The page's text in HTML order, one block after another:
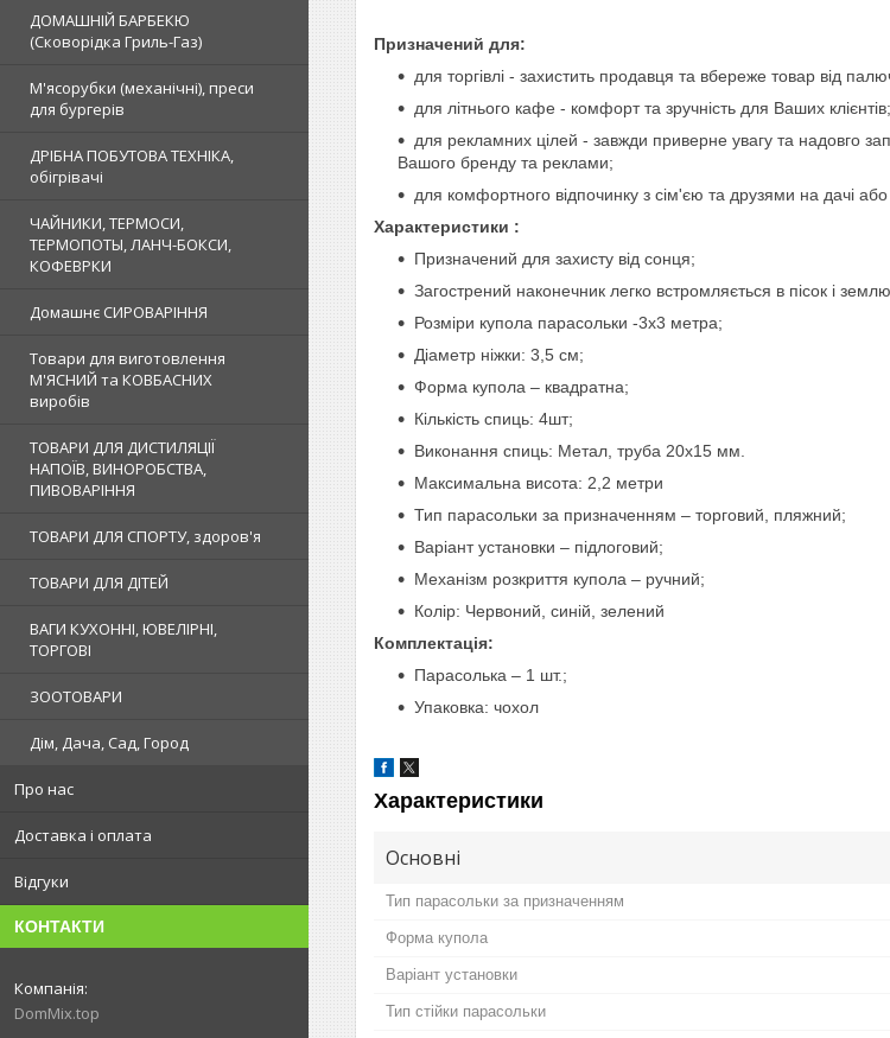
ДОМАШНІЙ БАРБЕКЮ
(Сковорідка Гриль-Газ)
М'ясорубки (механічні), преси
для бургерів
ДРІБНА ПОБУТОВА ТЕХНІКА,
обігрівачі
ЧАЙНИКИ, ТЕРМОСИ,
ТЕРМОПОТЫ, ЛАНЧ-БОКСИ,
КОФЕВРКИ
Домашнє СИРОВАРІННЯ
Товари для виготовлення
М'ЯСНИЙ та КОВБАСНИХ
виробів
ТОВАРИ ДЛЯ ДИСТИЛЯЦІЇ
НАПОЇВ, ВИНОРОБСТВА,
ПИВОВАРІННЯ
ТОВАРИ ДЛЯ СПОРТУ, здоров'я
ТОВАРИ ДЛЯ ДІТЕЙ
ВАГИ КУХОННІ, ЮВЕЛІРНІ,
ТОРГОВІ
ЗООТОВАРИ
Дім, Дача, Сад, Город
Про нас
Доставка і оплата
Відгуки
КОНТАКТИ
DomMix.top
Призначений для:
для торгівлі - захистить продавця та вбереже товар від
для літнього кафе - комфорт та зручність для Ваших клієнтів;
для рекламних цілей - завжди приверне увагу та надовго
Вашого бренду та реклами;
для комфортного відпочинку з сім'єю та друзями на дачі або
Характеристики :
Призначений для захисту від сонця;
Загострений наконечник легко встромляється в пісок і
Розміри купола парасольки -3х3 метра;
Діаметр ніжки: 3,5 см;
Форма купола – квадратна;
Кількість спиць: 4шт;
Виконання спиць: Метал, труба 20х15 мм.
Максимальна висота: 2,2 метри
Тип парасольки за призначенням – торговий, пляжний;
Варіант установки – підлоговий;
Механізм розкриття купола – ручний;
Колір: Червоний, синій, зелений
Комплектація:
Парасолька – 1 шт.;
Упаковка: чохол
Характеристики
Основні
Тип парасольки за призначенням
Форма купола
Варіант установки
Тип стійки парасольки